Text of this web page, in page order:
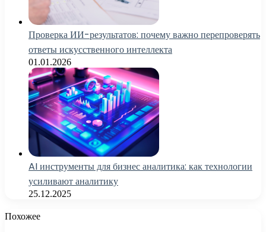
Проверка ИИ-результатов: почему важно перепроверять
ответы искусственного интеллекта
01.01.2026
AI инструменты для бизнес аналитика: как технологии
усиливают аналитику
25.12.2025
Похожее